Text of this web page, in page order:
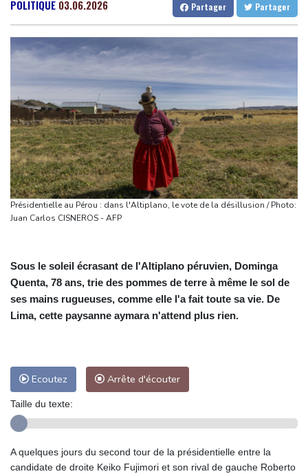
Haiti
28 °C Madagascar
18 °C
Congo
33 °C Cayenne
26 °C
French Guiana
31 °C
Bruxelles
23 °C Vancouver
Monte-Carlo
En Gironde, des vétérinaires au chevet de la faune sauvage
après le mégafeu
Pour combattre les moustiques, une entreprise américaine en
relâche 600.000 dans les jardins
Arabie saoudite, Pakistan et Turquie scellent un pacte de
défense en pleine guerre au Moyen-Orient
Wall Street en hausse, la faiblesse de l'emploi nourrit l'espoir
d'une Fed plus conciliante
Grèce : trois personnes en détention provisoire après le mégafeu
à l'ouest d'Athènes
POLITIQUE 03.06.2026 Partager Partager
Présidentielle au Pérou : dans l'Altiplano, le vote de la désillusion / Photo:
Juan Carlos CISNEROS - AFP
Sous le soleil écrasant de l'Altiplano péruvien, Dominga
Quenta, 78 ans, trie des pommes de terre à même le sol de
ses mains rugueuses, comme elle l'a fait toute sa vie. De
Lima, cette paysanne aymara n'attend plus rien.
Ecoutez Arrête d'écouter
Taille du texte:
A quelques jours du second tour de la présidentielle entre la
candidate de droite Keiko Fujimori et son rival de gauche Roberto